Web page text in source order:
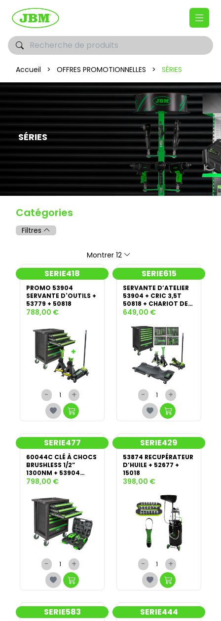
Accueil > OFFRES PROMOTIONNELLES > SÉRIES
SÉRIES
Catégories
Filtres
Montrer 12
SERIE418
PROMO 53904
SERVANTE D'OUTILS +
53779 + 50818
788,00 €
- +
SERIE615
SERVANTE D’ATELIER
53904 + CRIC 3,5T
50818 + CHARIOT DE
MÉCANICIEN 52148 +
649,00 €
- +
SERIE477
60044C CLÉ À CHOCS
BRUSHLESS 1/2”
1300NM + 53904
SERVANTE D'OUTILS 7
798,00 €
- +
SERIE429
53874 RECUPÉRATEUR
D’HUILE + 52677 +
15018
398,00 €
- +
SERIE583 SERIE444